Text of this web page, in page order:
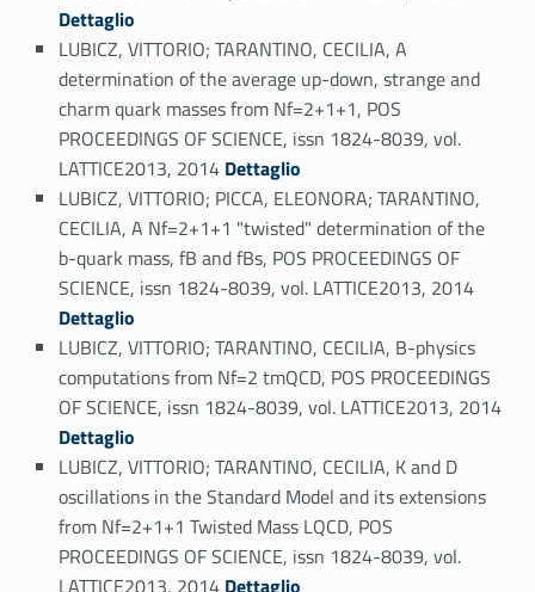
Dettaglio
LUBICZ, VITTORIO; TARANTINO, CECILIA, A
determination of the average up-down, strange and
charm quark masses from Nf=2+1+1, POS
PROCEEDINGS OF SCIENCE, issn 1824-8039, vol.
LATTICE2013, 2014 Link identifier #identifier_person_12971-67
Dettaglio
LUBICZ, VITTORIO; PICCA, ELEONORA; TARANTINO,
CECILIA, A Nf=2+1+1 "twisted" determination of the
b-quark mass, fB and fBs, POS PROCEEDINGS OF
SCIENCE, issn 1824-8039, vol. LATTICE2013, 2014
Dettaglio
LUBICZ, VITTORIO; TARANTINO, CECILIA, B-physics
computations from Nf=2 tmQCD, POS PROCEEDINGS
OF SCIENCE, issn 1824-8039, vol. LATTICE2013, 2014
Link identifier #identifier_person_123530-69
Dettaglio
LUBICZ, VITTORIO; TARANTINO, CECILIA, K and D
oscillations in the Standard Model and its extensions
from Nf=2+1+1 Twisted Mass LQCD, POS
PROCEEDINGS OF SCIENCE, issn 1824-8039, vol.
Link identifier #identifier_person_4389-70